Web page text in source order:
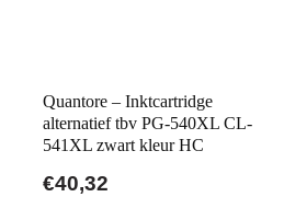
Quantore – Inktcartridge
alternatief tbv PG-540XL CL-
541XL zwart kleur HC
€40,32